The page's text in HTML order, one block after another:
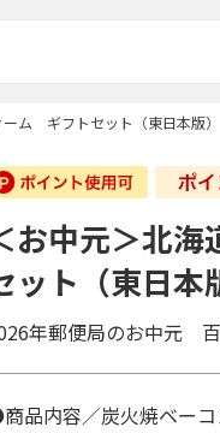
ム ギフトセット（東日本版）
お中元＞北
ット（東日本
年郵便局のお中元
品内容／炭火焼ベー